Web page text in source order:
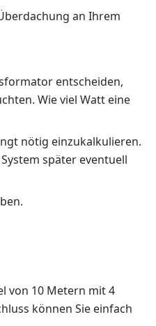
an Ihrem
entscheiden,
Wie viel Watt eine
nötig einzukalkulieren.
später eventuell
von 10 Metern mit 4
können Sie einfach